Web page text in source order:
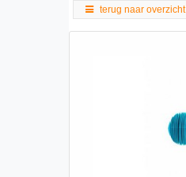
terug naar overzicht